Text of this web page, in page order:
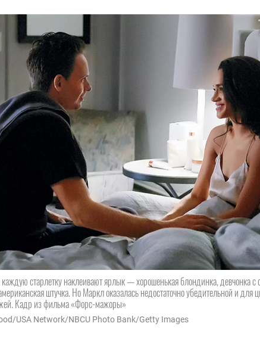
старлетку наклеивают ярлык — хорошенькая блондинка, девчонка с
штучка. Но Маркл оказалась недостаточно убедительной и для
Кадр из фильма «Форс-мажоры»
USA Network/NBCU Photo Bank/Getty Images